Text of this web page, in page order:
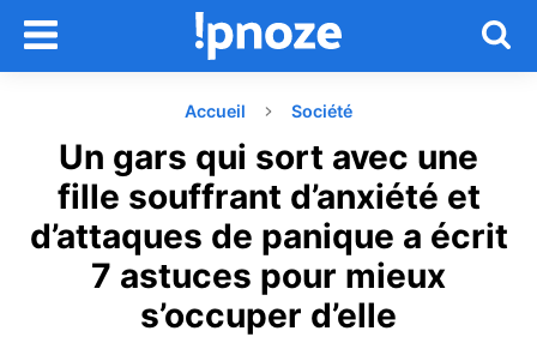
Accueil Société
Un gars qui sort avec une
fille souffrant d’anxiété et
d’attaques de panique a écrit
7 astuces pour mieux
s’occuper d’elle